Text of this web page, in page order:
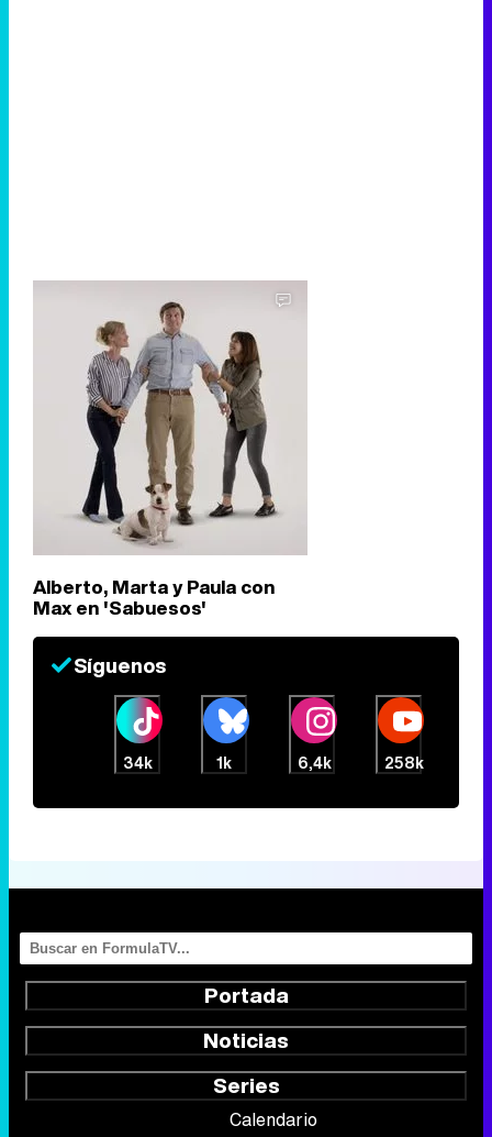
Alberto, Marta y Paula con
Max en 'Sabuesos'
Síguenos
34k 1k 6,4k 258k
Portada
Noticias
Series
Calendario